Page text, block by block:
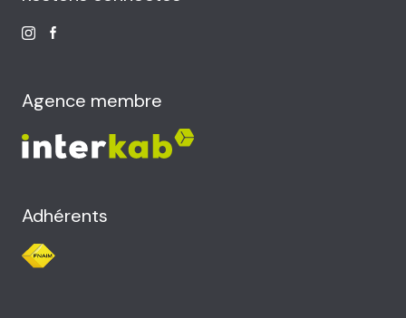
Agence membre
Adhérents